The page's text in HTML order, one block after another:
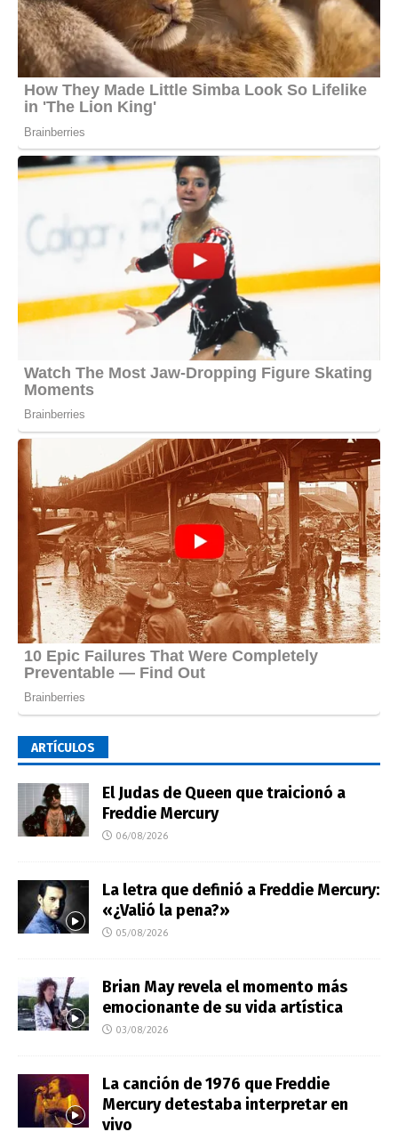
ARTÍCULOS
El Judas de Queen que traicionó a
Freddie Mercury
06/08/2026
La letra que definió a Freddie Mercury:
«¿Valió la pena?»
05/08/2026
Brian May revela el momento más
emocionante de su vida artística
03/08/2026
La canción de 1976 que Freddie
Mercury detestaba interpretar en
vivo